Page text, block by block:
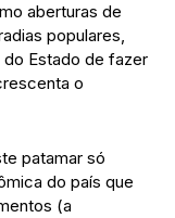
aberturas de
populares,
Estado de fazer
o
patamar só
do país que
(a